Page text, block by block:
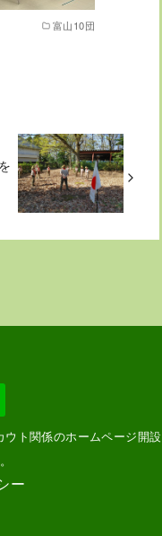
富山10団
ウト関係のホームページ開設
ー